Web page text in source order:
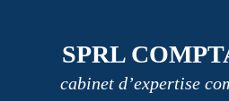
SPRL
cabinet d’expertise